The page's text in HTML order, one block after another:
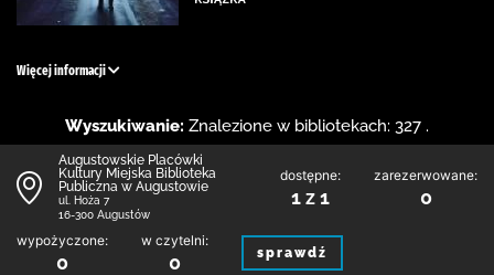
Więcej informacji
Wyszukiwanie: Znalezione w bibliotekach: 327 .
Augustowskie Placówki
Kultury Miejska Biblioteka
Publiczna w Augustowie
ul. Hoża 7
16-300 Augustów
dostępne:
1 z 1
zarezerwowane:
0
wypożyczone:
0
w czytelni:
0 sprawdź